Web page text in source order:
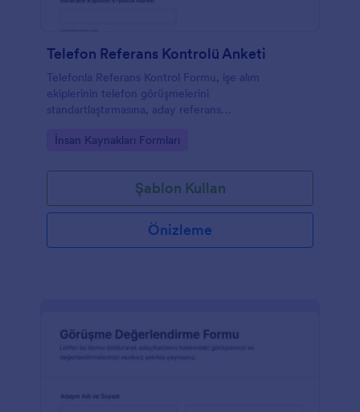
Telefon Referans Kontrolü Anketi
Telefonla Referans Kontrol Formu, işe alım
ekiplerinin telefon görüşmelerini
standartlaştırmasına, aday referans
Jotform ile form yanıtlarını düzenli biçimde
Go to Category:
İnsan Kaynakları Formları
Şablon Kullan
Önizleme